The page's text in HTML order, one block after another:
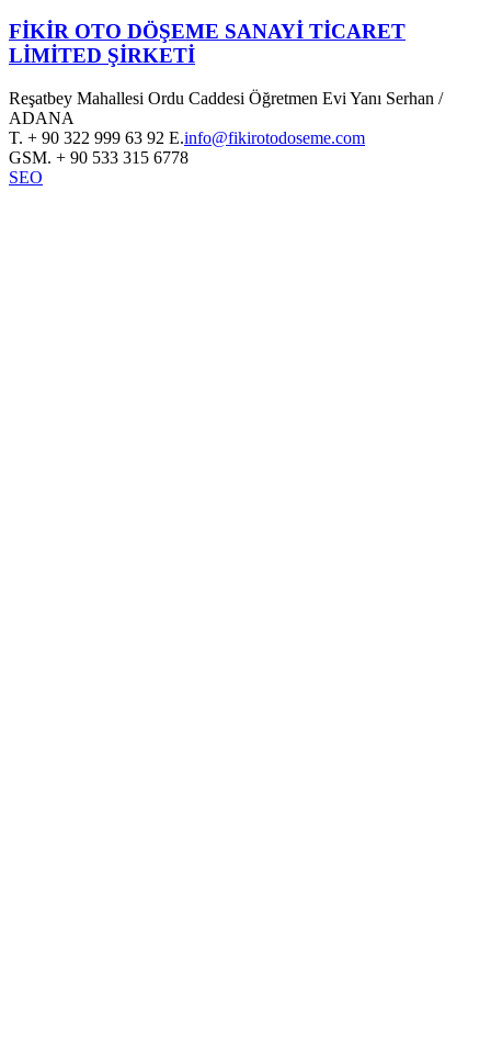
FİKİR OTO DÖŞEME SANAYİ TİCARET
LİMİTED ŞİRKETİ
Reşatbey Mahallesi Ordu Caddesi Öğretmen Evi Yanı Serhan /
ADANA
T. + 90 322 999 63 92 E.info@fikirotodoseme.com
GSM. + 90 533 315 6778
SEO